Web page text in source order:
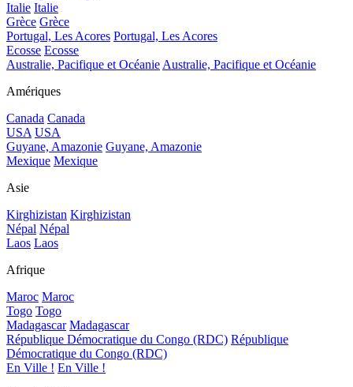
Italie Italie
Grèce Grèce
Portugal, Les Acores Portugal, Les Acores
Ecosse Ecosse
Australie, Pacifique et OcéanieAustralie, Pacifique et Océanie
Amériques
Canada Canada
USA USA
Guyane, Amazonie Guyane, Amazonie
Mexique Mexique
Asie
Kirghizistan Kirghizistan
Népal Népal
Laos Laos
Afrique
Maroc Maroc
Togo Togo
Madagascar Madagascar
République Démocratique du Congo (RDC) République
Démocratique du Congo (RDC)
En Ville ! En Ville !